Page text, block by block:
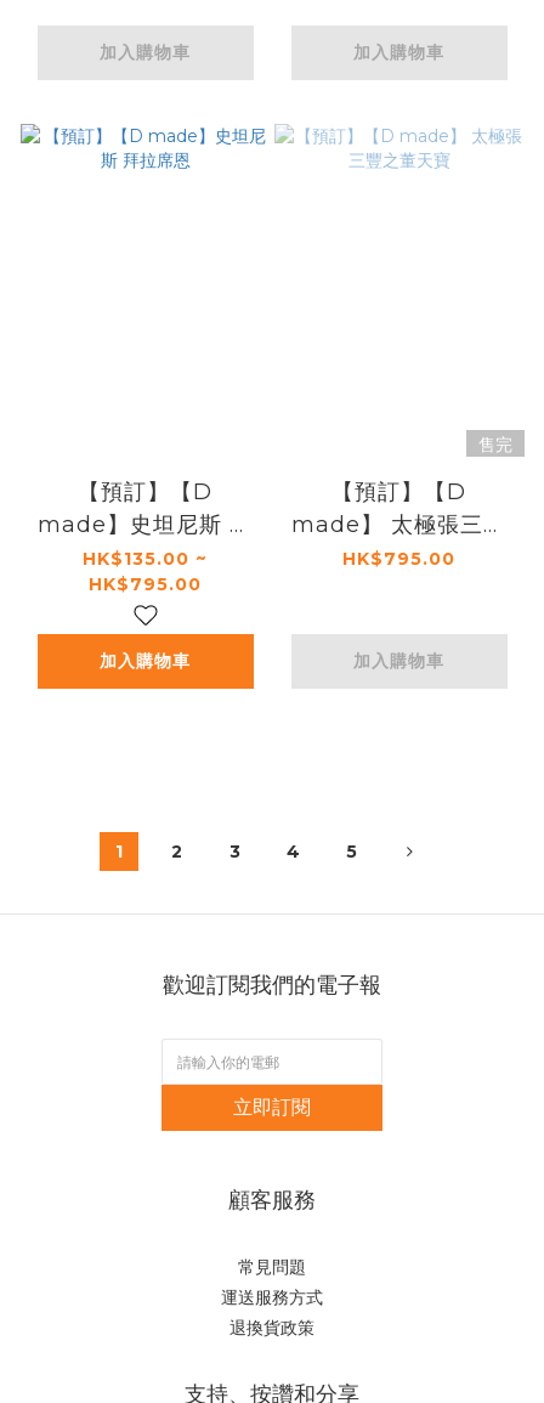
加入購物車 加入購物車
【預訂】【D
made】史坦尼斯 拜
拉席恩
HK$135.00 ~
HK$795.00
加入購物車
售完
【預訂】【D
made】 太極張三豐
之董天寶
HK$795.00
加入購物車
1 2 3 4 5
歡迎訂閱我們的電子報
立即訂閱
顧客服務
常見問題
運送服務方式
退換貨政策
支持、按讚和分享